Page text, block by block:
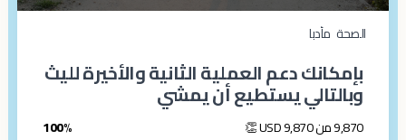
الصحة مأدبا
بإمكانك دعم العملية الثانية والأخيرة لليث
وبالتالي يستطيع أن يمشي
9,870 من 9,870 USD
👏
100%